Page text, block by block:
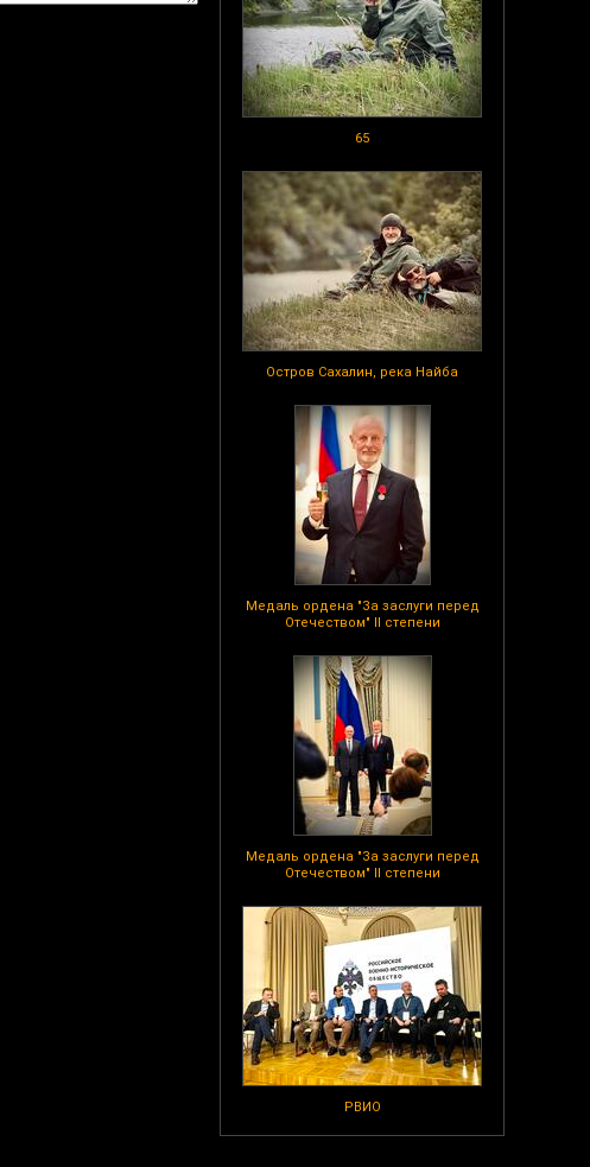
65
Остров Сахалин, река Найба
Медаль ордена "За заслуги перед
Отечеством" II степени
Медаль ордена "За заслуги перед
Отечеством" II степени
РВИО